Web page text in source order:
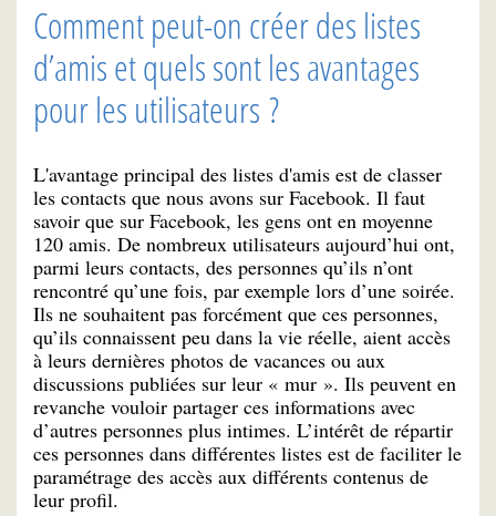
Comment peut-on créer des listes
d’amis et quels sont les avantages
pour les utilisateurs ?
L'avantage principal des listes d'amis est de classer
les contacts que nous avons sur Facebook. Il faut
savoir que sur Facebook, les gens ont en moyenne
120 amis. De nombreux utilisateurs aujourd’hui ont,
parmi leurs contacts, des personnes qu’ils n’ont
rencontré qu’une fois, par exemple lors d’une soirée.
Ils ne souhaitent pas forcément que ces personnes,
qu’ils connaissent peu dans la vie réelle, aient accès
à leurs dernières photos de vacances ou aux
discussions publiées sur leur « mur ». Ils peuvent en
revanche vouloir partager ces informations avec
d’autres personnes plus intimes. L’intérêt de répartir
ces personnes dans différentes listes est de faciliter le
paramétrage des accès aux différents contenus de
leur profil.